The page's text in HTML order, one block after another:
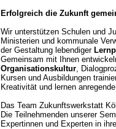
Erfolgreich die Zukunft
Wir unterstützen Schulen und
Ministerien und kommunale
der Gestaltung lebendiger
Gemeinsam mit Ihnen
Organisationskultur ,
Kursen und Ausbildungen
Kreativität und lernen
Das Team Zukunftswerkstatt
Die Teilnehmenden unserer
Expertinnen und Experten in